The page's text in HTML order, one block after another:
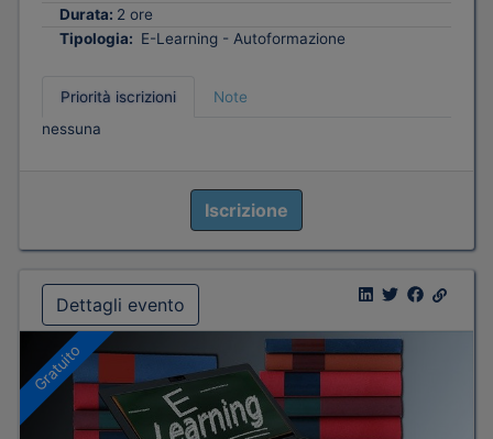
Durata: 2 ore
Tipologia: E-Learning - Autoformazione
Priorità iscrizioni
Note
nessuna
Iscrizione
Dettagli evento
Gratuito